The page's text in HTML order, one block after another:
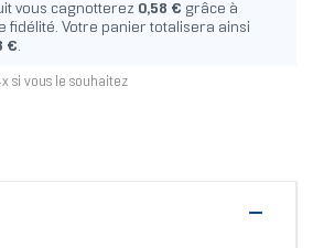
vous cagnotterez 0,58 € grâce à
fidélité. Votre panier totalisera ainsi
€.
si vous le souhaitez